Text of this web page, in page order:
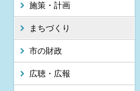
施策・計画
まちづくり
市の財政
広聴・広報